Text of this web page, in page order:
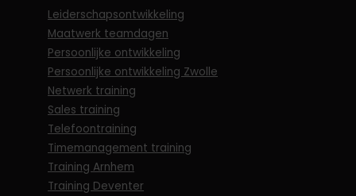
Leiderschapsontwikkeling
Maatwerk teamdagen
Persoonlijke ontwikkeling
Persoonlijke ontwikkeling Zwolle
Netwerk training
Sales training
Telefoontraining
Timemanagement training
Training Arnhem
Training Deventer